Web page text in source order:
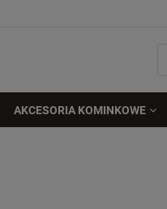
AKCESORIA KOMINKOWE